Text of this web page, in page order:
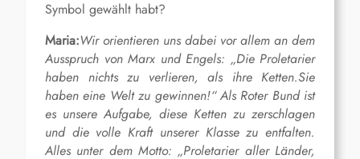
Symbol gewählt habt?
Maria:Wir orientieren uns dabei vor allem an dem
Ausspruch von Marx und Engels: „Die Proletarier
haben nichts zu verlieren, als ihre Ketten.Sie
haben eine Welt zu gewinnen!“ Als Roter Bund ist
es unsere Aufgabe, diese Ketten zu zerschlagen
und die volle Kraft unserer Klasse zu entfalten.
Alles unter dem Motto: „Proletarier aller Länder,